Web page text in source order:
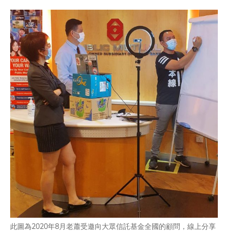
此圖為2020年8月老蕭受邀向大眾信託基金全國的顧問，線上分享